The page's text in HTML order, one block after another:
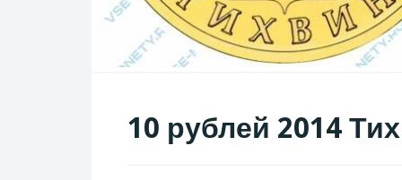
10 рублей 2014